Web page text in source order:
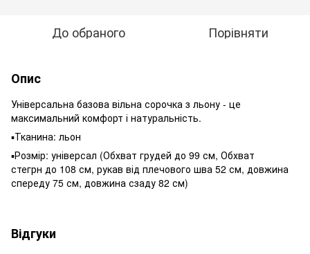
До обраного Порівняти
Опис
Універсальна базова вільна сорочка з льону - це
максимальний комфорт і натуральність.
▪️Тканина: льон
▪️Розмір: універсал (Обхват грудей до 99 см, Обхват
стегрн до 108 см, рукав від плечового шва 52 см, довжина
спереду 75 см, довжина сзаду 82 см)
Відгуки